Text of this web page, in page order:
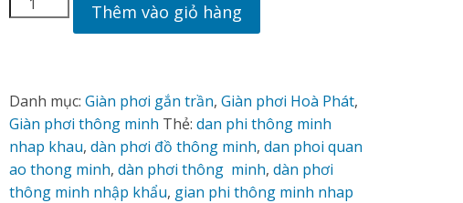
Thêm vào giỏ hàng
Danh mục:Giàn phơi gắn trần,Giàn phơi Hoà Phát,
Giàn phơi thông minh Thẻ:dan phi thông minh
nhap khau,dàn phơi đồ thông minh,dan phoi quan
ao thong minh,dàn phơi thông minh,dàn phơi
thông minh nhập khẩu, gian phi thông minh nhap